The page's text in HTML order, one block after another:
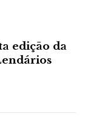
edição da